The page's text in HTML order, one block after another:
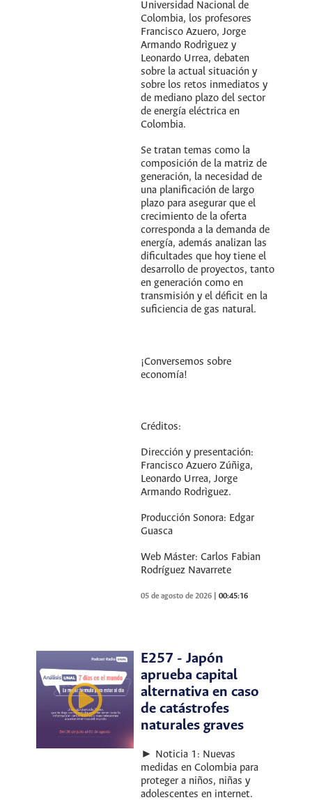
Universidad Nacional de
Colombia, los profesores
Francisco Azuero, Jorge
Armando Rodrìguez y
Leonardo Urrea, debaten
sobre la actual situación y
sobre los retos inmediatos y
de mediano plazo del sector
de energía eléctrica en
Colombia.
Se tratan temas como la
composición de la matriz de
generación, la necesidad de
una planificación de largo
plazo para asegurar que el
crecimiento de la oferta
corresponda a la demanda de
energía, además analizan las
dificultades que hoy tiene el
desarrollo de proyectos, tanto
en generación como en
transmisión y el déficit en la
suficiencia de gas natural.
¡Conversemos sobre
economía!
Créditos:
Dirección y presentación:
Francisco Azuero Zúñiga,
Leonardo Urrea, Jorge
Armando Rodrìguez.
Producción Sonora: Edgar
Guasca
Web Máster: Carlos Fabian
Rodríguez Navarrete
05 de agosto de 2026 |00:45:16
E257 - Japón
aprueba capital
alternativa en caso
de catástrofes
naturales graves
► Noticia 1: Nuevas
medidas en Colombia para
proteger a niños, niñas y
adolescentes en internet.